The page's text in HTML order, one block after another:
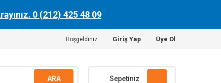
0 (212) 425 48 09
Hoşgeldiniz Giriş Yap Üye Ol
ARA Sepetiniz